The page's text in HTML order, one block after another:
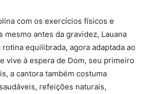
com os exercícios físicos e
antes da gravidez, Lauana
equilibrada, agora adaptada ao
vive à espera de Dom, seu primeiro
a cantora também costuma
refeições naturais,